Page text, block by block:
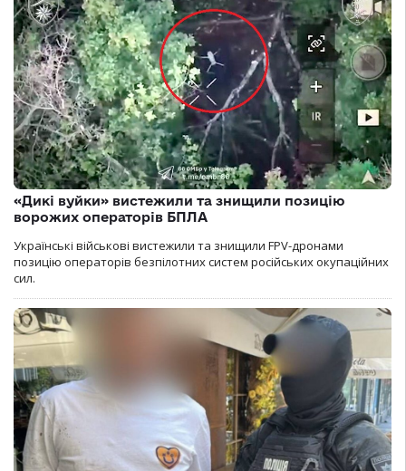
«Дикі вуйки» вистежили та знищили позицію
ворожих операторів БПЛА
Українські військові вистежили та знищили FPV-дронами
позицію операторів безпілотних систем російських окупаційних
сил.